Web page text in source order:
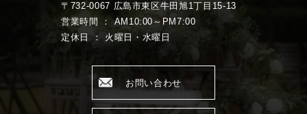
〒732-0067 広島市東区牛田旭1丁目15-13
営業時間 ： AM10:00～PM7:00
定休日 ： 火曜日・水曜日
お問い合わせ